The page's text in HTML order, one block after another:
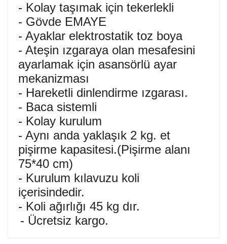
- Kolay taşımak için tekerlekli
- Gövde EMAYE
- Ayaklar elektrostatik toz boya
- Ateşin ızgaraya olan mesafesini
ayarlamak için asansörlü ayar
mekanizması
- Hareketli dinlendirme ızgarası.
- Baca sistemli
- Kolay kurulum
- Aynı anda yaklaşık 2 kg. et
pişirme kapasitesi.(Pişirme alanı
75*40 cm)
- Kurulum kılavuzu koli
içerisindedir.
- Koli ağırlığı 45 kg dır.
- Ücretsiz kargo.